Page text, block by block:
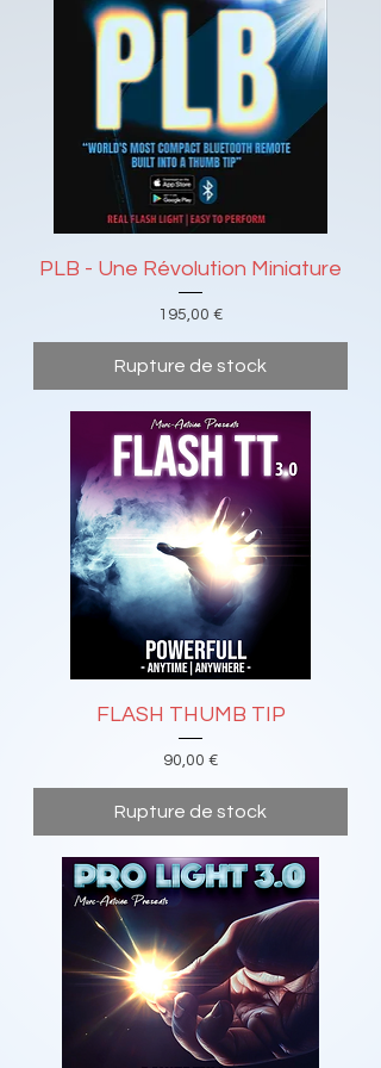
PLB - Une Révolution Miniature
Prix
195,00 €
Rupture de stock
FLASH THUMB TIP
Prix
90,00 €
Rupture de stock